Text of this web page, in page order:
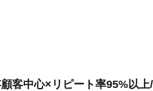
客中心×リピート率95%以